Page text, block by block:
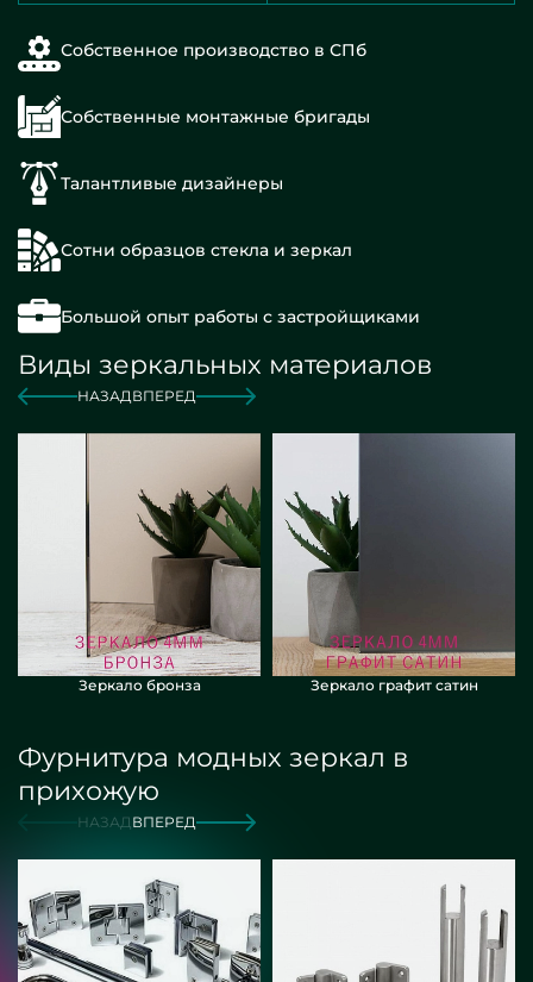
Собственное производство в СПб
Собственные монтажные бригады
Талантливые дизайнеры
Сотни образцов стекла и зеркал
Большой опыт работы с застройщиками
Виды зеркальных материалов
НАЗАДВПЕРЕД
Зеркало бронза Зеркало графит сатин
Фурнитура модных зеркал в
прихожую
НАЗАДВПЕРЕД